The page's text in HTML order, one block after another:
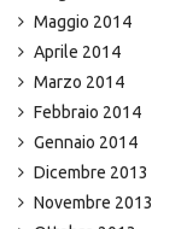
Maggio 2014
Aprile 2014
Marzo 2014
Febbraio 2014
Gennaio 2014
Dicembre 2013
Novembre 2013